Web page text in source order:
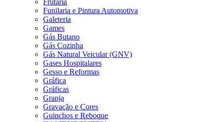
Frutaria
Funilaria e Pintura Automotiva
Galeteria
Games
Gás Butano
Gás Cozinha
Gás Natural Veicular (GNV)
Gases Hospitalares
Gesso e Reformas
Gráfica
Gráficas
Granja
Gravação e Cores
Guinchos e Reboque